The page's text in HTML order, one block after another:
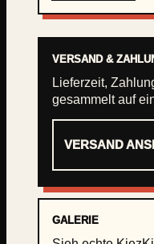
VERSAND &
Lieferzeit,
gesammelt auf
VERSAND
GALERIE